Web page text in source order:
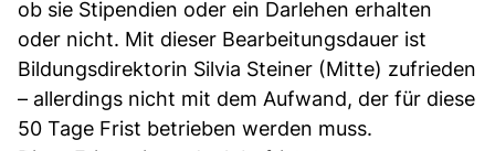
ob sie Stipendien oder ein Darlehen erhalten
oder nicht. Mit dieser Bearbeitungsdauer ist
Bildungsdirektorin Silvia Steiner (Mitte) zufrieden
– allerdings nicht mit dem Aufwand, der für diese
50 Tage Frist betrieben werden muss.